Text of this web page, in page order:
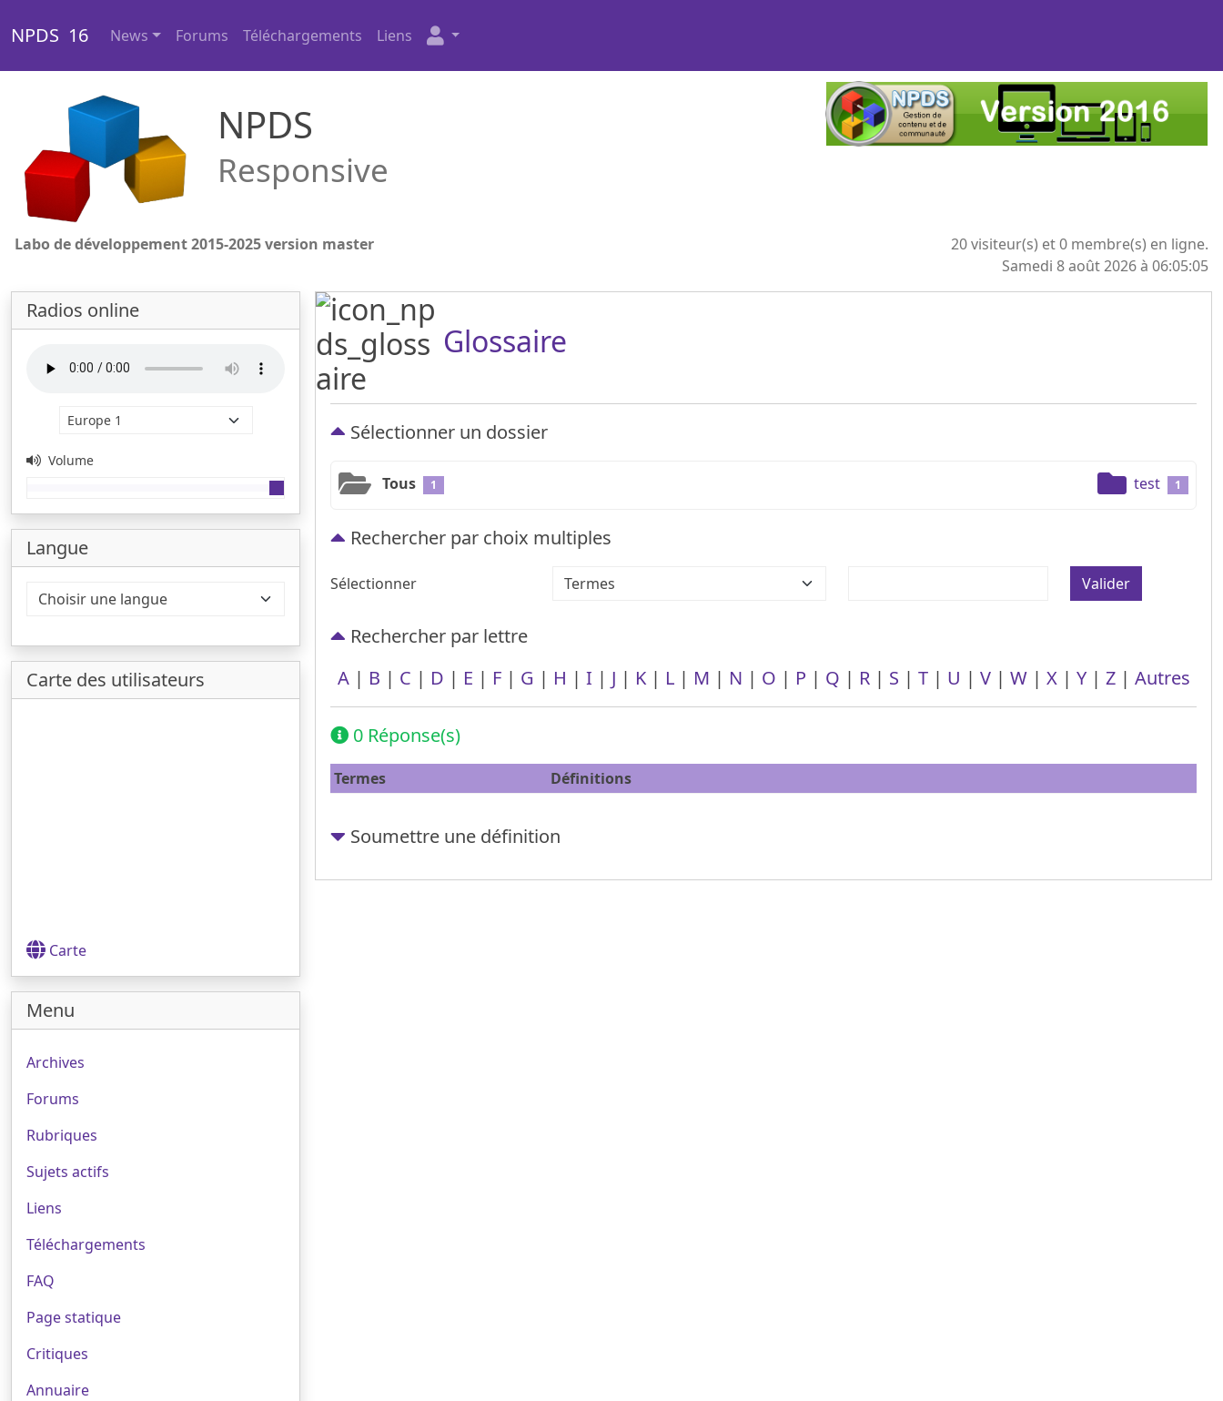
NPDS 16 News Forums Téléchargements Liens
NPDS
Responsive
Labo de développement 2015-2025 version master
20 visiteur(s) et 0 membre(s) en ligne.
Samedi 8 août 2026 à 06:05:05
Radios online
Volume
Langue
Carte des utilisateurs
Carte
Menu
Archives
Forums
Rubriques
Sujets actifs
Liens
Téléchargements
FAQ
Page statique
Critiques
Annuaire
Glossaire
Sélectionner un dossier
Tous 1 test 1
Rechercher par choix multiples
Sélectionner Valider
Rechercher par lettre
A| B | C | D | E | F| G | H | I | J | K| L| M | N | O | P | Q | R| S | T| U | V| W| X| Y| Z| Autres
0 Réponse(s)
Termes Définitions
Soumettre une définition